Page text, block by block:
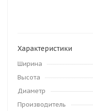
Характеристики
Ширина
Высота
Диаметр
Производитель